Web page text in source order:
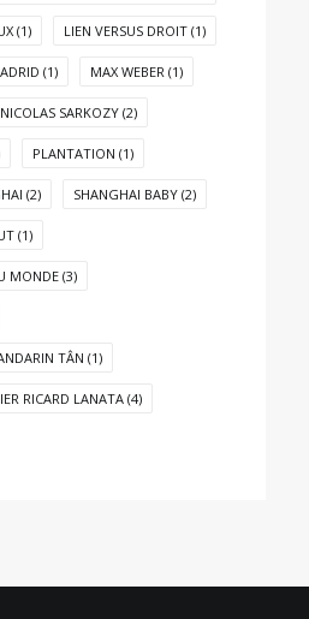
(1) LIEN VERSUS DROIT (1)
(1) MAX WEBER (1)
NICOLAS SARKOZY (2)
PLANTATION (1)
(2) SHANGHAI BABY (2)
(1)
MONDE (3)
TÂN (1)
RICARD LANATA(4)